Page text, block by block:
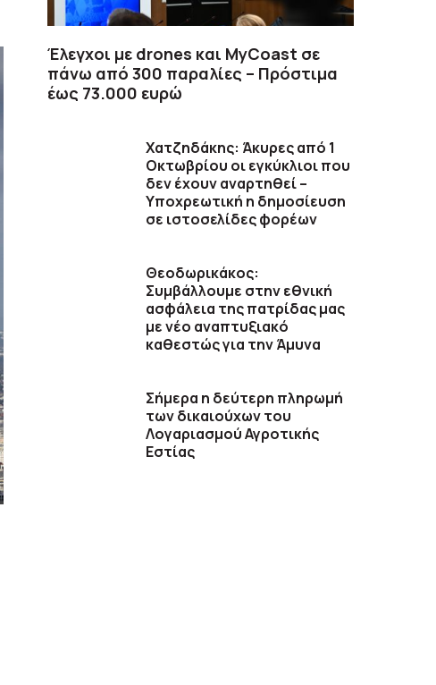
Έλεγχοι με drones και MyCoast σε
πάνω από 300 παραλίες – Πρόστιμα
έως 73.000 ευρώ
Χατζηδάκης: Άκυρες από 1
Οκτωβρίου οι εγκύκλιοι που
δεν έχουν αναρτηθεί –
Υποχρεωτική η δημοσίευση
σε ιστοσελίδες φορέων
Θεοδωρικάκος:
Συμβάλλουμε στην εθνική
ασφάλεια της πατρίδας μας
με νέο αναπτυξιακό
καθεστώς για την Άμυνα
Σήμερα η δεύτερη πληρωμή
των δικαιούχων του
Λογαριασμού Αγροτικής
Εστίας